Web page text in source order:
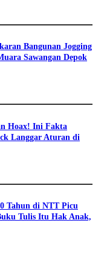
Bangunan Jogging
Sawangan Depok
Hoax! Ini Fakta
Langgar Aturan di
Tahun di NTT Picu
Tulis Itu Hak Anak,